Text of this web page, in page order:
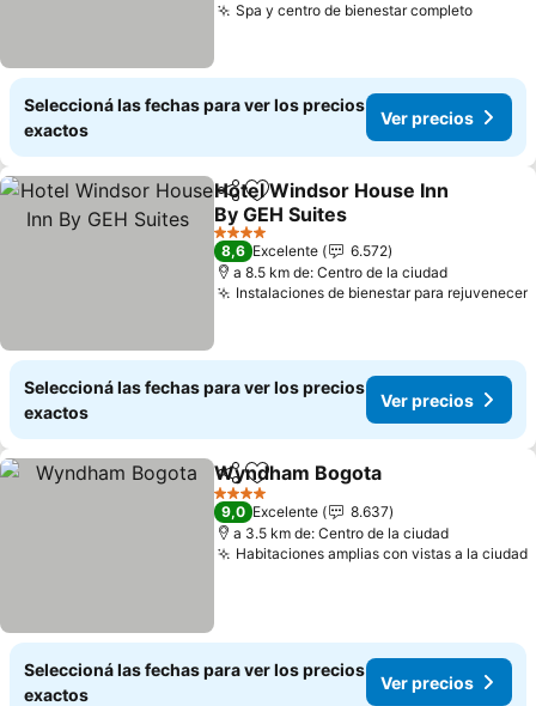
Spa y centro de bienestar completo
Seleccioná las fechas para ver los precios
exactos
Ver precios
CompartirAñadir a favoritos
Hotel Windsor House Inn
By GEH Suites
4 Estrellas
8,6 Excelente
6.572
a 8.5 km de: Centro de la ciudad
Instalaciones de bienestar para rejuvenecer
Seleccioná las fechas para ver los precios
exactos
Ver precios
CompartirAñadir a favoritos
Wyndham Bogota
4 Estrellas
9,0 Excelente
8.637
a 3.5 km de: Centro de la ciudad
Habitaciones amplias con vistas a la ciudad
Seleccioná las fechas para ver los precios
exactos
Ver precios